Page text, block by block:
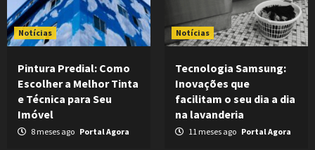
Notícias
Pintura Predial: Como
Escolher a Melhor Tinta
e Técnica para Seu
Imóvel
8 meses ago Portal Agora
Notícias
Tecnologia Samsung:
Inovações que
facilitam o seu dia a dia
na lavanderia
11 meses ago Portal Agora